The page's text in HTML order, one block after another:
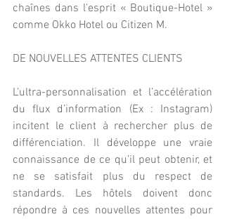
chaînes dans l’esprit « Boutique-Hotel »
comme Okko Hotel ou Citizen M.
DE NOUVELLES ATTENTES CLIENTS
L’ultra-personnalisation et l’accélération
du flux d’information (Ex : Instagram)
incitent le client à rechercher plus de
différenciation. Il développe une vraie
connaissance de ce qu’il peut obtenir, et
ne se satisfait plus du respect de
standards. Les hôtels doivent donc
répondre à ces nouvelles attentes pour